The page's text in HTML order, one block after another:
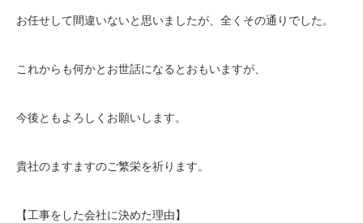
お任せして間違いないと思いましたが、全くその通りでした。
これからも何かとお世話になるとおもいますが、
今後ともよろしくお願いします。
貴社のますますのご繁栄を祈ります。
【工事をした会社に決めた理由】